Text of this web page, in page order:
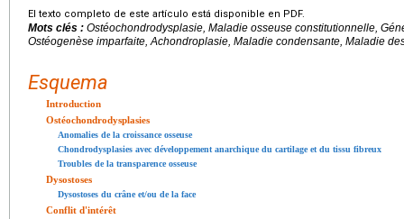
El texto completo de este artículo está disponible en PDF.
Mots clés : Ostéochondrodysplasie, Maladie osseuse constitutionnelle,
Ostéogenèse imparfaite, Achondroplasie, Maladie condensante, Maladie
Esquema
Introduction
Ostéochondrodysplasies
Anomalies de la croissance osseuse
Chondrodysplasies avec développement anarchique du cartilage et du tissu fibreux
Troubles de la transparence osseuse
Dysostoses
Dysostoses du crâne et/ou de la face
Conflit d'intérêt